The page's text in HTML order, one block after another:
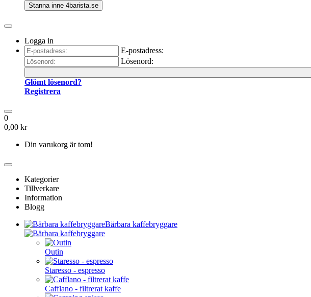
Stanna inne 4barista.se
Logga in
E-postadress:
Lösenord:
Glömt lösenord?
Registrera
0
0,00 kr
Din varukorg är tom!
Kategorier
Tillverkare
Information
Blogg
Bärbara kaffebryggare
Outin
Staresso - espresso
Cafflano - filtrerat kaffe